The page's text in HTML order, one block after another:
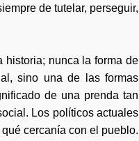
de tutelar, perseguir,
historia; nunca la forma de
sino una de las formas
de una prenda tan
Los políticos actuales
cercanía con el pueblo.